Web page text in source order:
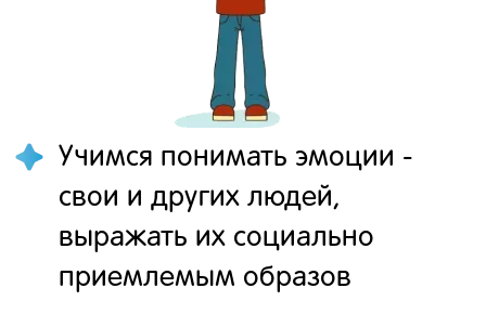
Учимся понимать эмоции -
свои и других людей,
выражать их социально
приемлемым образов